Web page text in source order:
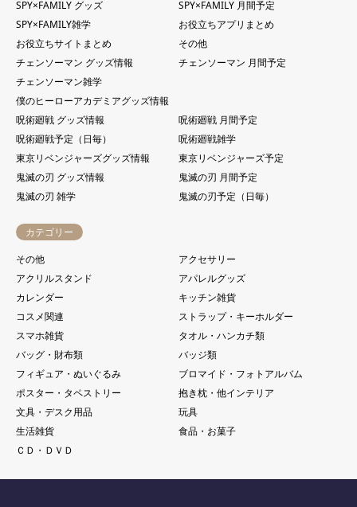
SPY×FAMILY グッズ
SPY×FAMILY 月間予定
SPY×FAMILY雑学
お役立ちアプリまとめ
お役立ちサイトまとめ
その他
チェンソーマン グッズ情報
チェンソーマン 月間予定
チェンソーマン雑学
僕のヒーローアカデミアグッズ情報
呪術廻戦 グッズ情報
呪術廻戦 月間予定
呪術廻戦予定（日毎）
呪術廻戦雑学
東京リベンジャーズグッズ情報
東京リベンジャーズ予定
鬼滅の刃 グッズ情報
鬼滅の刃 月間予定
鬼滅の刃 雑学
鬼滅の刃予定（日毎）
カテゴリー
その他
アクセサリー
アクリルスタンド
アパレルグッズ
カレンダー
キッチン雑貨
コスメ関連
ストラップ・キーホルダー
スマホ雑貨
タオル・ハンカチ類
バッグ・財布類
バッジ類
フィギュア・ぬいぐるみ
ブロマイド・フォトアルバム
ポスター・タペストリー
抱き枕・他インテリア
文具・デスク用品
玩具
生活雑貨
食品・お菓子
ＣＤ・ＤＶＤ